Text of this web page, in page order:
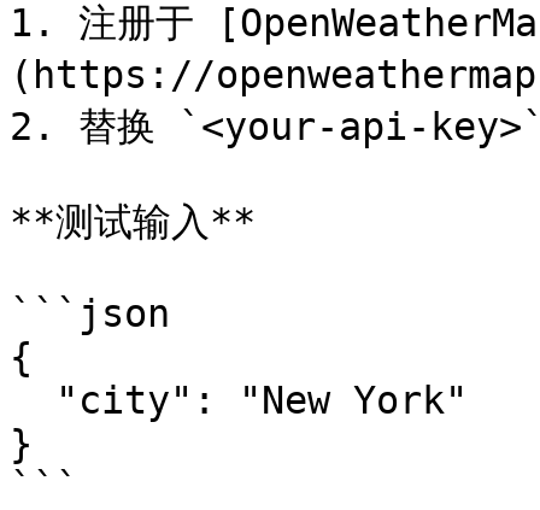
1. 注册于
(https://
2. 替换 `<your-api-key>`
**测试输入**
```json
{
}
```